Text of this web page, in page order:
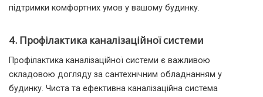
підтримки комфортних умов у вашому будинку.
4. Профілактика каналізаційної системи
Профілактика каналізаційної системи є важливою
складовою догляду за сантехнічним обладнанням у
будинку. Чиста та ефективна каналізаційна система